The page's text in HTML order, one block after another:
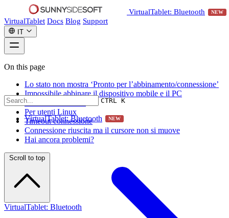
VirtualTablet: Bluetooth NEW
VirtualTablet Docs Blog Support
IT
CTRL K
VirtualTablet: Bluetooth NEW
On this page
Lo stato non mostra ‘Pronto per l’abbinamento/connessione’
Impossibile abbinare il dispositivo mobile e il PC
Connessione fallita
Per utenti Linux
Timeout connessione
Connessione riuscita ma il cursore non si muove
Hai ancora problemi?
Scroll to top
VirtualTablet: Bluetooth